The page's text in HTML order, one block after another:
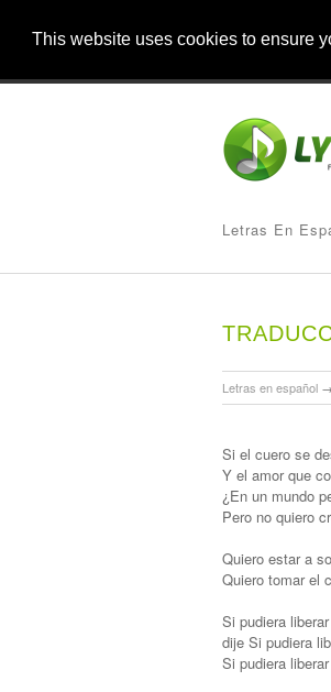
This website uses cookies to ensure
Letras En
Letras en español →
Si el cuero se
Y el amor que
¿En un mundo
Pero no quiero
Quiero estar a
Quiero tomar el
Si pudiera
dije Si pudiera
Si pudiera